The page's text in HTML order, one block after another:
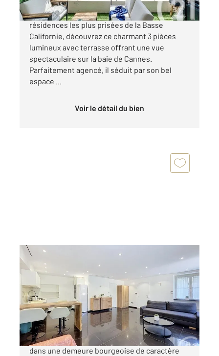
CANNES BASSE CALIFORNIE Dans l'une des
résidences les plus prisées de la Basse
Californie, découvrez ce charmant 3 pièces
lumineux avec terrasse offrant une vue
spectaculaire sur la baie de Cannes.
Parfaitement agencé, il séduit par son bel
espace ...
Voir le détail du bien
CANNES 06
60 m2
Ref : 52286
Appartement F2 à vendre
350 000 €
Cannes Basse Californie | Élégant 2 pièces
dans une demeure bourgeoise de caractère